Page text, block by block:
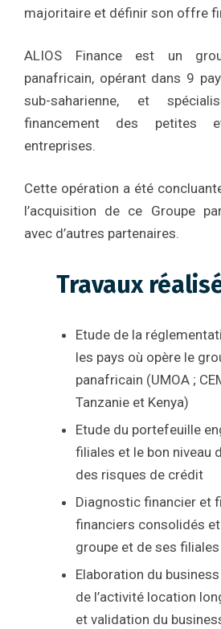
majoritaire et définir son offre
ALIOS Finance est un
panafricain, opérant dans 9
sub-saharienne, et
financement des petites
entreprises.
Cette opération a été
l’acquisition de ce Groupe
avec d’autres partenaires.
Travaux
Etude de la
les pays où opère le
panafricain (UMOA ;
Tanzanie et Kenya)
Etude du portefeuille
filiales et le bon niveau
des risques de crédit
Diagnostic financier et
financiers consolidés
groupe et de ses filiales
Elaboration du
de l’activité location
et validation du